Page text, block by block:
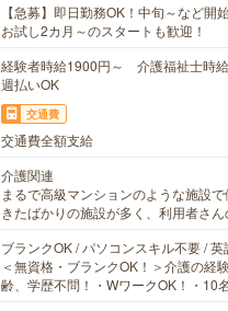
【急募】即日勤務OK！中旬～など
お試し2カ月～のスタートも歓迎！
経験者時給1900円～ 介護福祉士時
週払いOK
交通費
交通費全額支給
介護関連
まるで高級マンションのような施設
きたばかりの施設が多く、利用者さ
ブランクOK / パソコンスキル不要 /
＜無資格・ブランクOK！＞介護の経
齢、学歴不問！・WワークOK！・10